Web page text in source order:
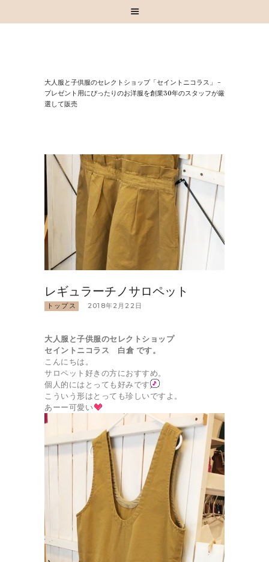
⼤⼈服と⼦供服のセレクトショップ「セイントニコラス」 –
プレゼント⽤にぴったりのお洋服を創業30年のスタッフが厳
選して販売
お知らせ
お買い物
取扱いブランド
お問い合わせ
レギュラーチノサロペット
トップス 2018年2月22日
大人服と子供服のセレクトショップ
セイントニコラス 白倉 です。
こんにちは。
サロペット好きの方におすすめ。
個人的にはとっても好みです
こういう形はとっても珍しいですよ。
あーー可愛い